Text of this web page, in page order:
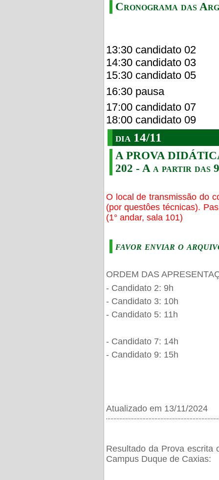
Cronograma das
13:30 candidato 02
14:30 candidato 03
15:30 candidato 05
16:30 pausa
17:00 candidato 07
18:00 candidato 09
dia 14/11
A PROVA
202 - A a partir das
O local de transmissão do
(por questôes técnicas).
(1° andar, sala 101)
favor enviar o
ORDEM DAS
- Candidato 2: 9h
- Candidato 3: 10h
- Candidato 5: 11h
- Candidato 7: 14h
- Candidato 9: 15h
Atualizado em 13/11/2024
Resultado da Prova escrita
Campus Duque de Caxias: